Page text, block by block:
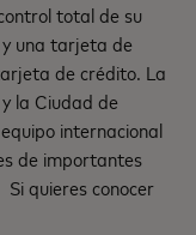
total de su
una tarjeta de
de crédito. La
la Ciudad de
internacional
de importantes
quieres conocer